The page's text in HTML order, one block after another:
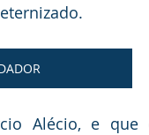
Alécio, e